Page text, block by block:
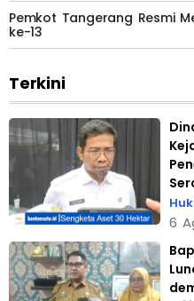
Pemkot Tangerang Resmi
ke-13
Terkini
6